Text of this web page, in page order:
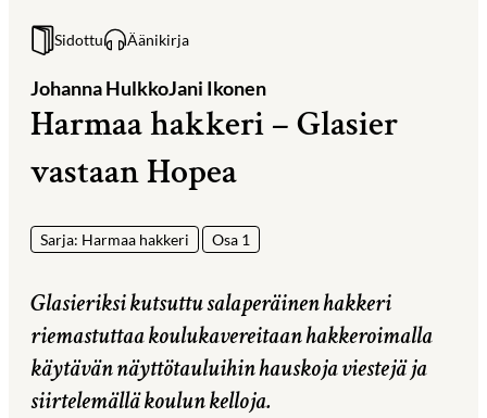
Sidottu Äänikirja
Johanna HulkkoJani Ikonen
Harmaa hakkeri – Glasier
vastaan Hopea
Sarja: Harmaa hakkeri Osa 1
Glasieriksi kutsuttu salaperäinen hakkeri
riemastuttaa koulukavereitaan hakkeroimalla
käytävän näyttötauluihin hauskoja viestejä ja
siirtelemällä koulun kelloja.